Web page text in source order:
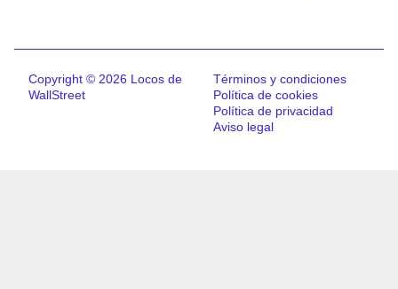
Copyright © 2026 Locos de
WallStreet
Términos y condiciones
Política de cookies
Política de privacidad
Aviso legal